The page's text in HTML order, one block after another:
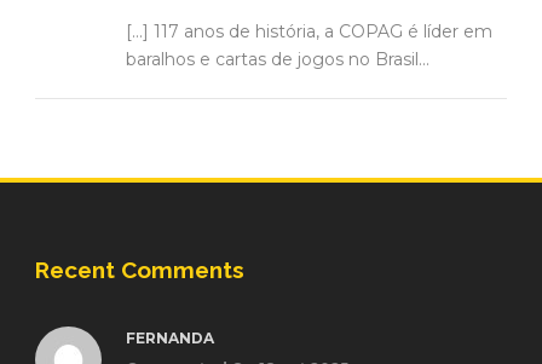
[…] 117 anos de história, a COPAG é líder em
baralhos e cartas de jogos no Brasil...
Recent Comments
FERNANDA